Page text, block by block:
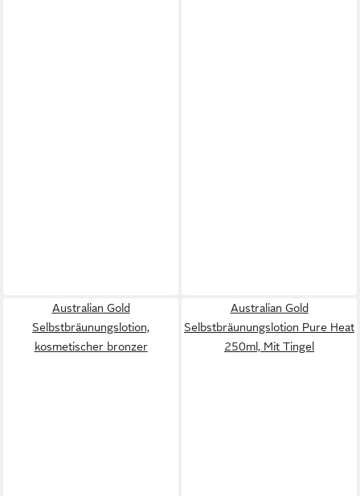
Australian Gold
Selbstbräunungslotion,
kosmetischer bronzer
Australian Gold
Selbstbräunungslotion Pure Heat
250ml, Mit Tingel